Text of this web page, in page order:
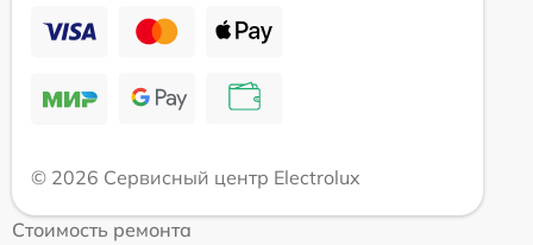
© 2026 Сервисный центр Electrolux
Стоимость ремонта